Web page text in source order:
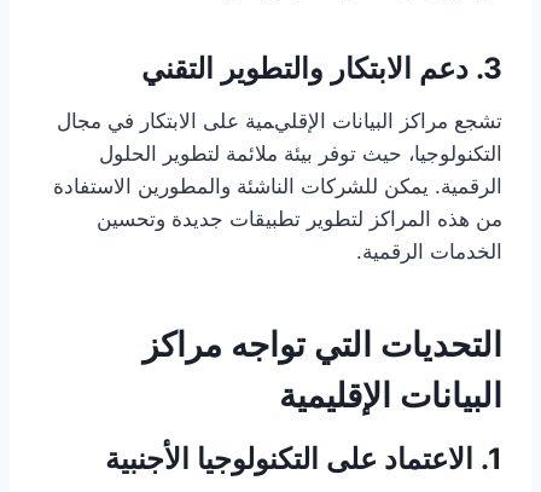
3. دعم الابتكار والتطوير التقني
تشجع مراكز البيانات الإقليمية على الابتكار في مجال
التكنولوجيا، حيث توفر بيئة ملائمة لتطوير الحلول
الرقمية. يمكن للشركات الناشئة والمطورين الاستفادة
من هذه المراكز لتطوير تطبيقات جديدة وتحسين
الخدمات الرقمية.
التحديات التي تواجه مراكز
البيانات الإقليمية
1. الاعتماد على التكنولوجيا الأجنبية